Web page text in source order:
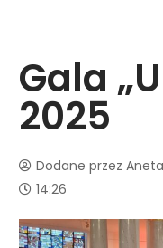
Gala
2025
Dodane przez
14:26